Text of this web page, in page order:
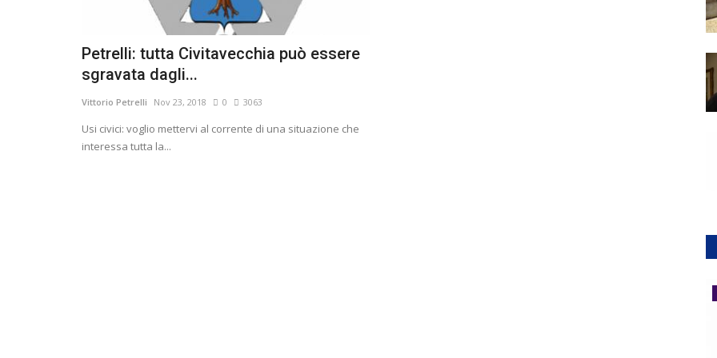
Petrelli: tutta Civitavecchia può essere
sgravata dagli...
Vittorio Petrelli Nov 23, 2018 0 3063
Usi civici: voglio mettervi al corrente di una situazione che
interessa tutta la...